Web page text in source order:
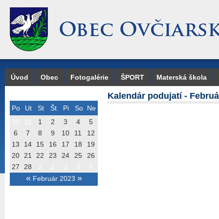
Úvod Obec Fotogalérie ŠPORT Materská škola
Po Ut St Št Pi So Ne
« Február 2023 »
1 2 3 4
5
6
7 8 9 10 11
12
13
14 15 16 17 18
19
20
21 22 23 24 25
26
27
28
Kalendár podujatí -